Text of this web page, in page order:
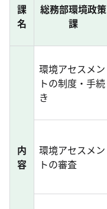
課
名
総務部環境政策
課
内
容
環境アセスメン
トの制度・手続
き
環境アセスメン
トの審査